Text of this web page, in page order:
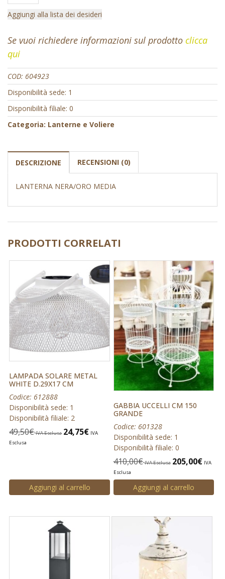
Aggiungi alla lista dei desideri
Se vuoi richiedere informazioni sul prodotto clicca
qui
COD: 604923
Disponibilità sede: 1
Disponibilità filiale: 0
Categoria: Lanterne e Voliere
DESCRIZIONE RECENSIONI (0)
LANTERNA NERA/ORO MEDIA
PRODOTTI CORRELATI
LAMPADA SOLARE METAL
WHITE D.29X17 CM
Codice: 612888
Disponibilità sede: 1
Disponibilità filiale: 2
49,50€ IVA Esclusa 24,75€ IVA
Esclusa
Aggiungi al carrello
GABBIA UCCELLI CM 150
GRANDE
Codice: 601328
Disponibilità sede: 1
Disponibilità filiale: 0
410,00€ IVA Esclusa 205,00€ IVA
Esclusa
Aggiungi al carrello